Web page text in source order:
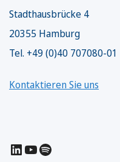
Stadthausbrücke 4
20355 Hamburg
Tel. +49 (0)40 707080-01
Kontaktieren Sie uns
LinkedIn
YouTube
Spotify